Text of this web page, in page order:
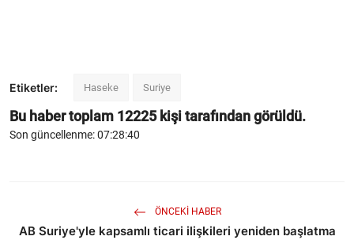
Etiketler: Haseke Suriye
Bu haber toplam 12225kişi tarafından görüldü.
Son güncellenme: 07:28:40
ÖNCEKI HABER
AB Suriye'yle kapsamlı ticari ilişkileri yeniden başlatma